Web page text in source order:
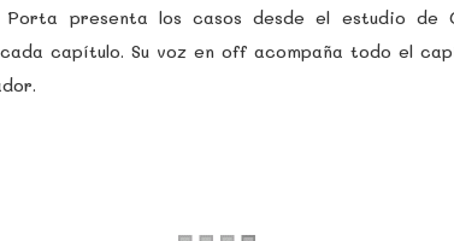
presenta los casos desde el estudio de
capítulo. Su voz en off acompaña todo el